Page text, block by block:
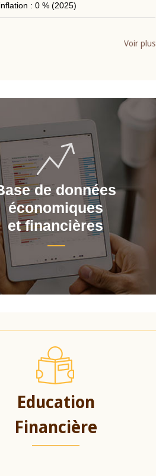
: 0 % (2025)
Voir plus
de données
économiques
et financières
Education
Financière